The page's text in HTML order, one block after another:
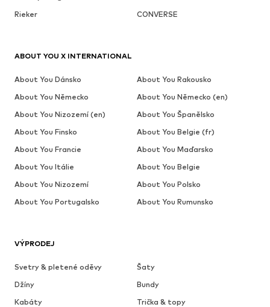
Rieker
CONVERSE
VÝPRODEJ
Svetry & pletené oděvy
Šaty
Džíny
Bundy
Kabáty
Trička & topy
ABOUT YOU X INTERNATIONAL
About You Dánsko
About You Rakousko
About You Německo
About You Německo (en)
About You Nizozemí (en)
About You Španělsko
About You Finsko
About You Belgie (fr)
About You Francie
About You Maďarsko
About You Itálie
About You Belgie
About You Nizozemí
About You Polsko
About You Portugalsko
About You Rumunsko